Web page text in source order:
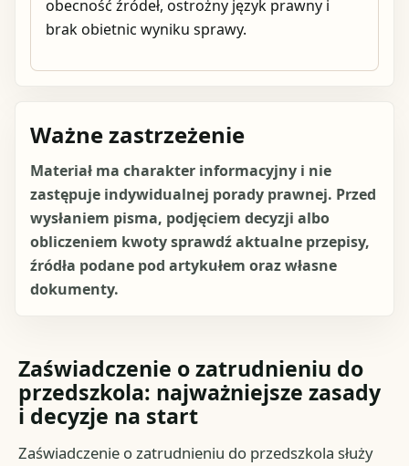
obecność źródeł, ostrożny język prawny i
brak obietnic wyniku sprawy.
Ważne zastrzeżenie
Materiał ma charakter informacyjny i nie
zastępuje indywidualnej porady prawnej. Przed
wysłaniem pisma, podjęciem decyzji albo
obliczeniem kwoty sprawdź aktualne przepisy,
źródła podane pod artykułem oraz własne
dokumenty.
Zaświadczenie o zatrudnieniu do
przedszkola: najważniejsze zasady
i decyzje na start
Zaświadczenie o zatrudnieniu do przedszkola służy